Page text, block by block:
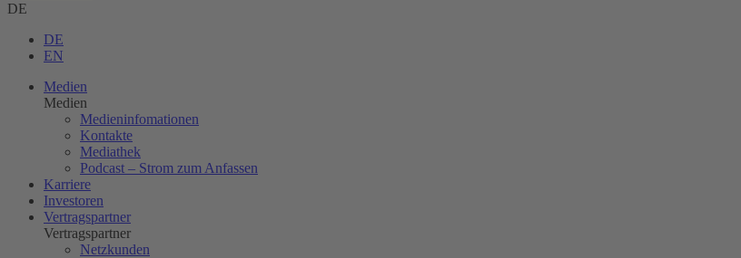
DE
DE
EN
Medien
Medien
Medieninfomationen
Kontakte
Mediathek
Podcast – Strom zum Anfassen
Karriere
Investoren
Vertragspartner
Vertragspartner
Netzkunden